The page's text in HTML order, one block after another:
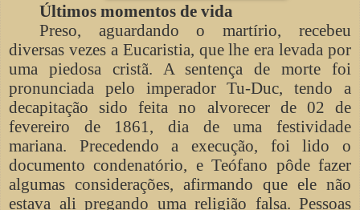
Últimos momentos de vida
Preso, aguardando o martírio, recebeu
diversas vezes a Eucaristia, que lhe era levada por
uma piedosa cristã. A sentença de morte foi
pronunciada pelo imperador Tu-Duc, tendo a
decapitação sido feita no alvorecer de 02 de
fevereiro de 1861, dia de uma festividade
mariana. Precedendo a execução, foi lido o
documento condenatório, e Teófano pôde fazer
algumas considerações, afirmando que ele não
estava ali pregando uma religião falsa. Pessoas